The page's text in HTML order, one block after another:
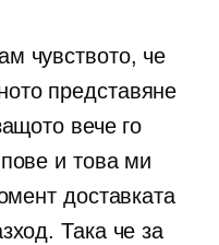
чувството, че
представяне
вече го
и това ми
доставката
Така че за